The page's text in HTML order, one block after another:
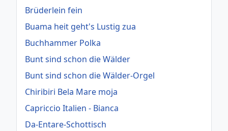
Brüderlein fein
Buama heit geht's Lustig zua
Buchhammer Polka
Bunt sind schon die Wälder
Bunt sind schon die Wälder-Orgel
Chiribiri Bela Mare moja
Capriccio Italien - Bianca
Da-Entare-Schottisch